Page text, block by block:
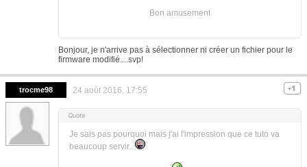
Bon amusement
Bonjour, je n'arrive pas à sélectionner ni créer un fichier pour le
firmware modifié....svp!
trocme98 24 août 2016, 17:55
Je sais pas pourquoi mais j'ai l'impression que ce tuto va
beaucoup servir..